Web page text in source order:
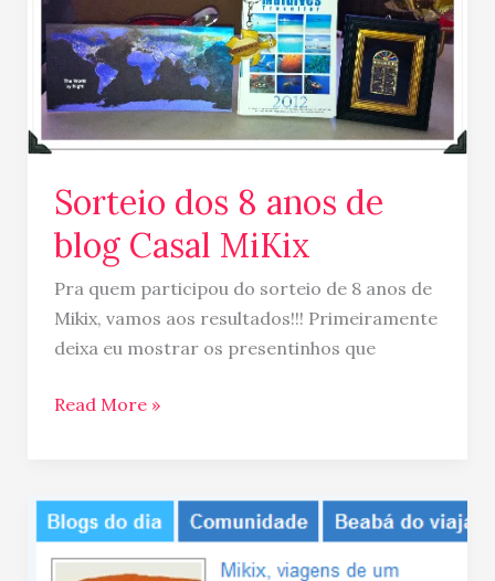
Sorteio dos 8 anos de
blog Casal MiKix
Pra quem participou do sorteio de 8 anos de
Mikix, vamos aos resultados!!! Primeiramente
deixa eu mostrar os presentinhos que
8
anos
de
blog
Casal
Read More »
Mikix
é
o